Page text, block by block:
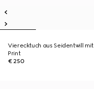
Vierecktuch aus Seidentwill mit
Print
€ 250